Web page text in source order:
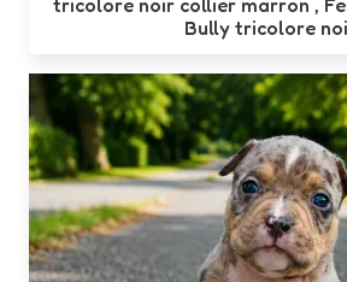
tricolore noir collier marron ,
Bully tricolore